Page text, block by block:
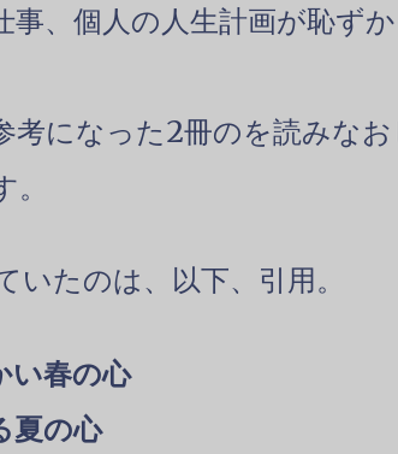
事、個人の人生計画が恥ず
考になった2冊のを読みなお
たのは、以下、引用。
い春の心
夏の心